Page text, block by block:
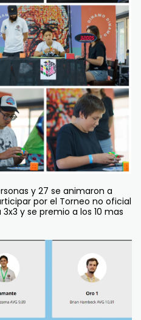
y 27 se animaron a
por el Torneo no oficial
y se premio a los 10 mas